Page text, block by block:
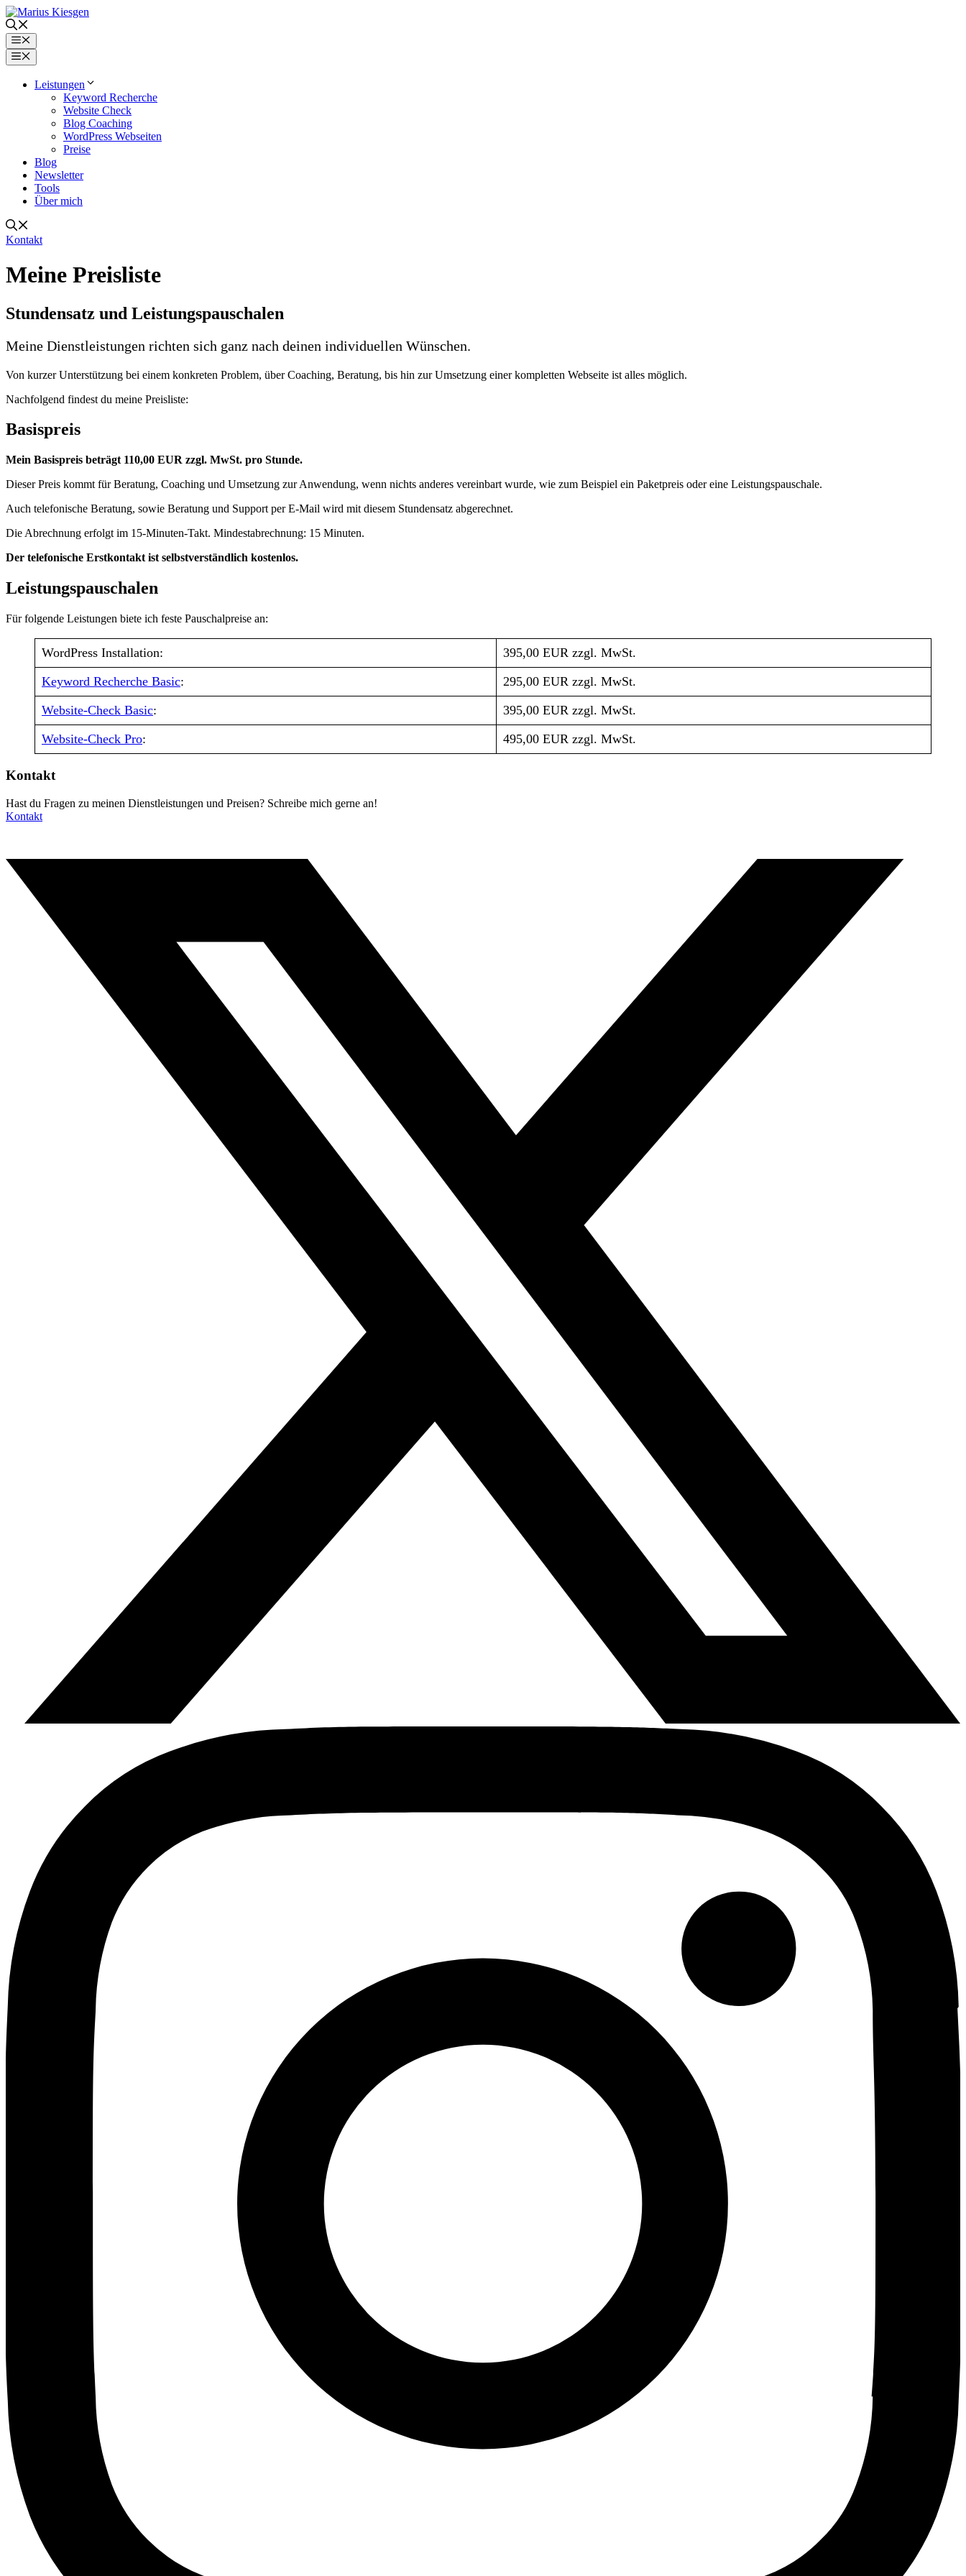
Zum
Inhalt
springenMenü
Menü
Leistungen
Keyword Recherche
Website Check
Blog Coaching
WordPress Webseiten
Preise
Blog
Newsletter
Tools
Über mich
Kontakt
Meine Preisliste
Stundensatz und Leistungspauschalen
Meine Dienstleistungen richten sich ganz nach deinen individuellen Wünschen.
Von kurzer Unterstützung bei einem konkreten Problem, über Coaching, Beratung, bis hin zur Umsetzung einer kompletten Webseite ist alles möglich.
Nachfolgend findest du meine Preisliste:
Basispreis
Mein Basispreis beträgt 110,00 EUR zzgl. MwSt. pro Stunde.
Dieser Preis kommt für Beratung, Coaching und Umsetzung zur Anwendung, wenn nichts anderes vereinbart wurde, wie zum Beispiel ein Paketpreis oder eine Leistungspauschale.
Auch telefonische Beratung, sowie Beratung und Support per E-Mail wird mit diesem Stundensatz abgerechnet.
Die Abrechnung erfolgt im 15-Minuten-Takt. Mindestabrechnung: 15 Minuten.
Der telefonische Erstkontakt ist selbstverständlich kostenlos.
Leistungspauschalen
Für folgende Leistungen biete ich feste Pauschalpreise an:
WordPress Installation:
395,00 EUR zzgl. MwSt.
Keyword Recherche Basic:
295,00 EUR zzgl. MwSt.
Website-Check Basic:
395,00 EUR zzgl. MwSt.
Website-Check Pro: 495,00 EUR zzgl. MwSt.
Kontakt
Hast du Fragen zu meinen Dienstleistungen und Preisen? Schreibe mich gerne an!
Kontakt